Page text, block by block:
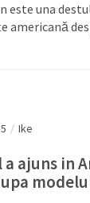
este una
americană
/ Ike
ajuns in